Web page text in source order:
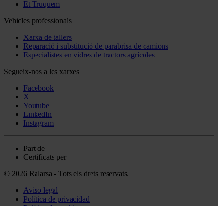
Et Truquem
Vehicles professionals
Xarxa de tallers
Reparació i substitució de parabrisa de camions
Especialistes en vidres de tractors agrícoles
Segueix-nos a les xarxes
Facebook
X
Youtube
LinkedIn
Instagram
Part de
Certificats per
© 2026 Ralarsa - Tots els drets reservats.
Aviso legal
Política de privacidad